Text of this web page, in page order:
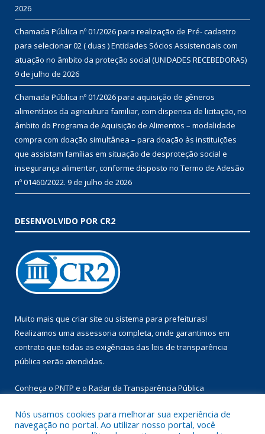
2026
Chamada Pública nº 01/2026 para realização de Pré- cadastro
para selecionar 02 ( duas ) Entidades Sócios Assistenciais com
atuação no âmbito da proteção social (UNIDADES RECEBEDORAS)
9 de julho de 2026
Chamada Pública nº 01/2026 para aquisição de gêneros
alimentícios da agricultura familiar, com dispensa de licitação, no
âmbito do Programa de Aquisição de Alimentos – modalidade
compra com doação simultânea – para doação às instituições
que assistam famílias em situação de desproteção social e
insegurança alimentar, conforme disposto no Termo de Adesão
nº 01460/2022. 9 de julho de 2026
DESENVOLVIDO POR CR2
Muito mais que criar site ou sistema para prefeituras!
Realizamos uma assessoria completa, onde garantimos em
contrato que todas as exigências das leis de transparência
pública serão atendidas.
Conheça o PNTP e o Radar da Transparência Pública
Nós usamos cookies para melhorar sua experiência de
navegação no portal. Ao utilizar nosso portal, você